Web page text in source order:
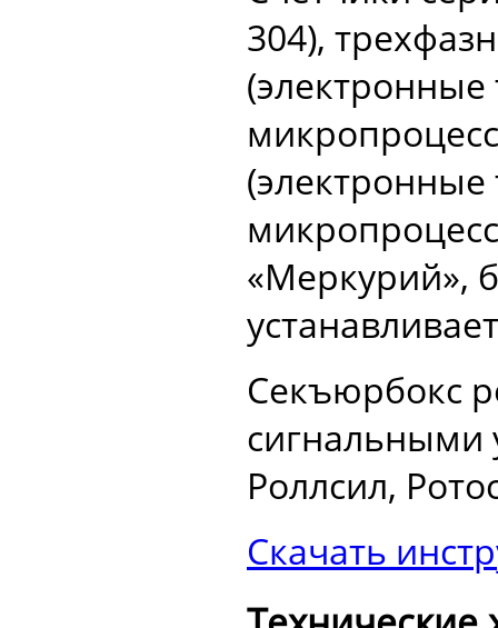
304),
«Меркурий»,
Секъюрбокс
сигнальными
Роллсил,
Скачать